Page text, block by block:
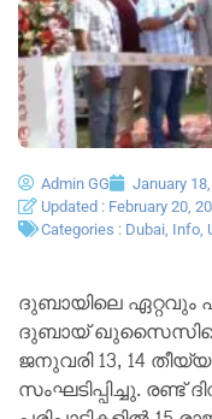
Admin GG January
Updated : February 20,
Categories : Dubai Info
ദുബായിലെ ഏറ്റവും
ദുബായ്
ജനുവരി 13, 14
സംഘടിപ്പിച്ചു.